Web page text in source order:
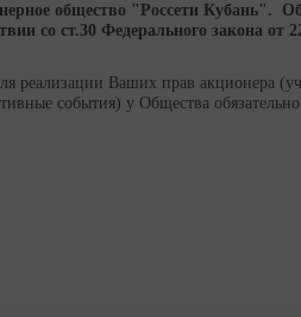
общество "Россети Кубань".
со ст.30 Федерального закона от
реализации Ваших прав акционера
события) у Общества